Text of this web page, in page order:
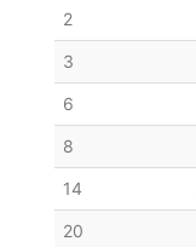
2
3
6
8
14
20